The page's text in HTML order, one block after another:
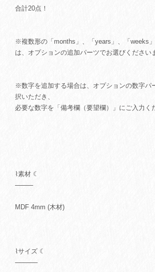
合計20点！
※複数形の「months」、「years」、「weeks
は、オプションの追加パーツでお選びください
※数字を追加する場合は、オプションの数字パ
択いただき、
必要な数字を「備考欄（要望欄）」にご入力く
⌇素材 ☾
────
MDF 4mm (木材)
⌇サイズ ☾
─────